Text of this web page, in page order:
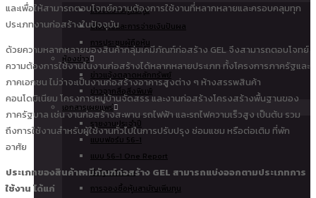
โครงสร้างผู้ถือหุ้น
นโยบายและการจ่ายเงินปันผล
การประชุมผู้ถือหุ้น
ห้องข่าว
ข่าวแจ้งตลาดหลักทรัพย์
ข่าวจากสื่อสิ่งพิมพ์
เอกสารเผยแพร่
รายงานประจำปี
แบบฟอร์ม 56-1
แบบ 56-1 One Report
ข้อมูลนำเสนอ
การจองซื้อหุ้นสามัญเพิ่มทุน
และเพื่อให้สามารถตอบโจทย์ความต้องการใช้งานที่หลากหลายและครอบคลุมทุก
ประเภทงานก่อสร้างในปัจจุบัน
ด้วยความหลากหลายของสินค้ากลุ่มเคมีภัณฑ์ก่อสร้าง GEL จึงสามารถตอบโจทย์
ความต้องการใช้งานในงานก่อสร้างได้หลากหลายประเภท ทั้งโครงการภาครัฐและ
ภาคเอกชน ไม่ว่าจะเป็นงานก่อสร้างอาคารสูงต่าง ๆ ห้างสรรพสินค้า
คอนโดมิเนียม โครงการหมู่บ้านจัดสรร และงานก่อสร้างโครงสร้างพื้นฐานของ
ภาครัฐบาล เช่น งานก่อสร้างสะพาน รถไฟฟ้า และรถไฟความเร็วสูง เป็นต้น รวม
ถึงการใช้งานสำหรับผู้ใช้งานทั่วไปในการปรับปรุง ซ่อมแซม หรือต่อเติม ที่พัก
อาศัย
ประเภทของสินค้าเคมีภัณฑ์ก่อสร้าง GEL สามารถแบ่งออกตามประเภทการ
ใช้งาน ได้แก่